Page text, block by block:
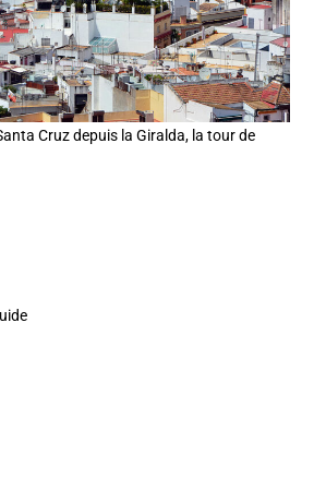
Cruz depuis la Giralda, la tour de